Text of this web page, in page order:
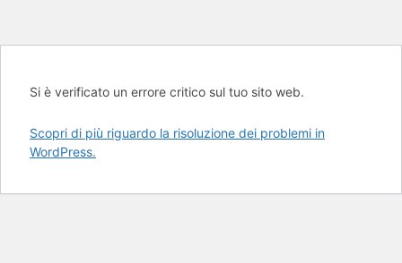
Si è verificato un errore critico sul tuo sito web.
Scopri di più riguardo la risoluzione dei problemi in
WordPress.